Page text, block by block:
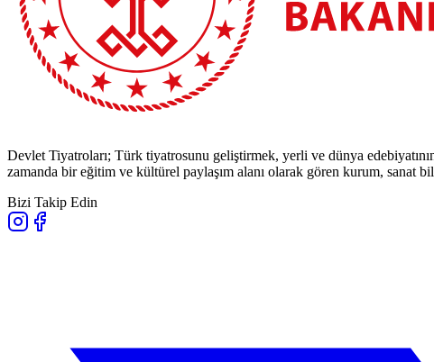
Devlet Tiyatroları; Türk tiyatrosunu geliştirmek, yerli ve dünya
zamanda bir eğitim ve kültürel paylaşım alanı olarak gören kurum, sanat
Bizi Takip Edin